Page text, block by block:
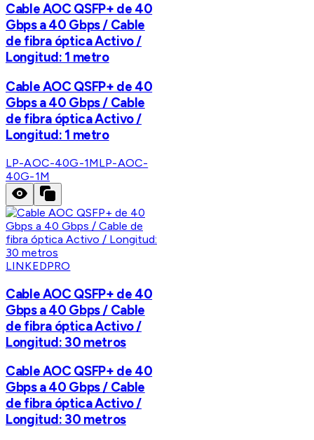
Cable AOC QSFP+ de 40
Gbps a 40 Gbps / Cable
de fibra óptica Activo /
Longitud: 1 metro
Cable AOC QSFP+ de 40
Gbps a 40 Gbps / Cable
de fibra óptica Activo /
Longitud: 1 metro
LP-AOC-40G-1MLP-AOC-
40G-1M
LINKEDPRO
Cable AOC QSFP+ de 40
Gbps a 40 Gbps / Cable
de fibra óptica Activo /
Longitud: 30 metros
Cable AOC QSFP+ de 40
Gbps a 40 Gbps / Cable
de fibra óptica Activo /
Longitud: 30 metros